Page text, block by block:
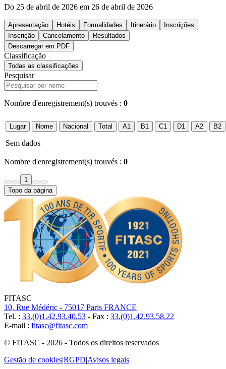
Do 25 de abril de 2026 em 26 de abril de 2026
Apresentação Hotéis Formalidades Itinerário
Inscrições
Inscrição
Cancelamento
Resultados
Descarregar em PDF
Classificação
Todas as classificações
Pesquisar
Nombre d'enregistrement(s) trouvés : 0
Lugar Nome Nacional Total A1 B1 C1 D1 A2 B2
Sem dados
Nombre d'enregistrement(s) trouvés : 0
1
Topo da página
FITASC
10, Rue Médéric - 75017 Paris FRANCE
Tel. : 33.(0)1.42.93.40.53 - Fax : 33.(0)1.42.93.58.22
E-mail : fitasc@fitasc.com
© FITASC - 2026 - Todos os direitos reservados
Gestão de cookies|RGPD|Avisos legais